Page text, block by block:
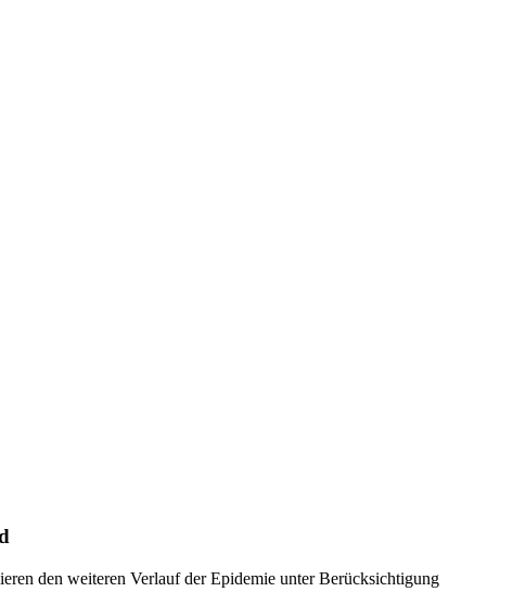
den weiteren Verlauf der Epidemie unter Berücksichtigung